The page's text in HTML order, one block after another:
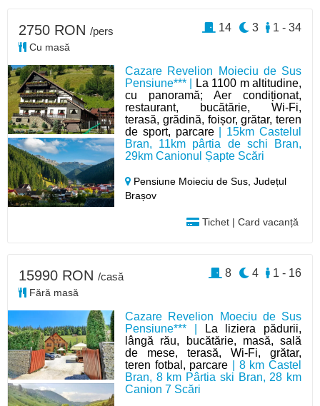
Cazare Revelion Moieciu de Sus
Pensiune*** |
La 1100 m altitudine,
cu panoramă; Aer condiționat,
restaurant, bucătărie, Wi-Fi,
terasă, grădină, foișor, grătar, teren
de sport, parcare| 15km Castelul
Bran, 11km pârtia de schi Bran,
29km Canionul Șapte Scări
Pensiune Moieciu de Sus,Județul
Brașov
Tichet | Card vacanță
2750 RON /pers
Cu masă
1 - 34
3
14
Cazare Revelion Moeciu de Sus
Pensiune*** |
La liziera pădurii,
lângă rău, bucătărie, masă, sală
de mese, terasă, Wi-Fi, grătar,
teren fotbal, parcare | 8 km Castel
Bran, 8 km Pârtia ski Bran, 28 km
Canion 7 Scări
15990 RON /casă
Fără masă
1 - 16
4
8